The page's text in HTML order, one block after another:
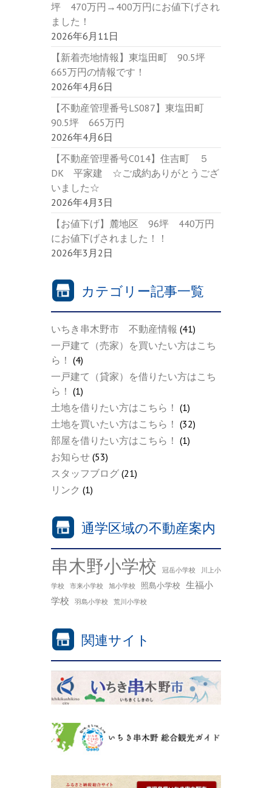
坪 470万円→400万円にお値下げされ
ました！
2026年6月11日
【新着売地情報】東塩田町 90.5坪
665万円の情報です！
2026年4月6日
【不動産管理番号LS087】東塩田町
90.5坪 665万円
2026年4月6日
【不動産管理番号C014】住吉町 ５
DK 平家建 ☆ご成約ありがとうござ
いました☆
2026年4月3日
【お値下げ】麓地区 96坪 440万円
にお値下げされました！！
2026年3月2日
カテゴリー記事一覧
いちき串木野市 不動産情報 (41)
一戸建て（売家）を買いたい方はこち
ら！ (4)
一戸建て（貸家）を借りたい方はこち
ら！ (1)
土地を借りたい方はこちら！ (1)
土地を買いたい方はこちら！ (32)
部屋を借りたい方はこちら！ (1)
お知らせ (53)
スタッフブログ (21)
リンク (1)
通学区域の不動産案内
串木野小学校 冠岳小学校
川上小
学校
市来小学校 旭小学校 照島小学校 生福小
学校
羽島小学校 荒川小学校
関連サイト